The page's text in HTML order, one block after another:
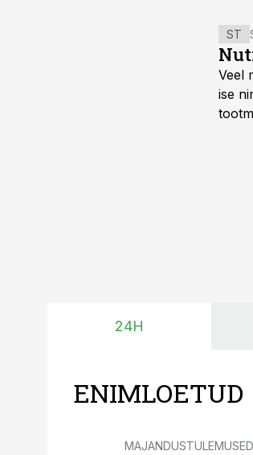
ST
Veel
ise
24H
ENIMLOETUD
MAJANDUSTULEMUSED